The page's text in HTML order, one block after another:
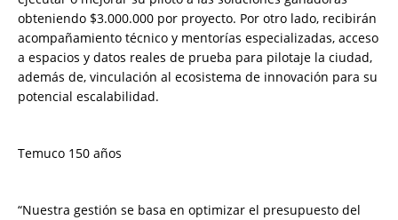
obteniendo $3.000.000 por proyecto. Por otro lado, recibirán
acompañamiento técnico y mentorías especializadas, acceso
a espacios y datos reales de prueba para pilotaje la ciudad,
además de, vinculación al ecosistema de innovación para su
potencial escalabilidad.
Temuco 150 años
“Nuestra gestión se basa en optimizar el presupuesto del